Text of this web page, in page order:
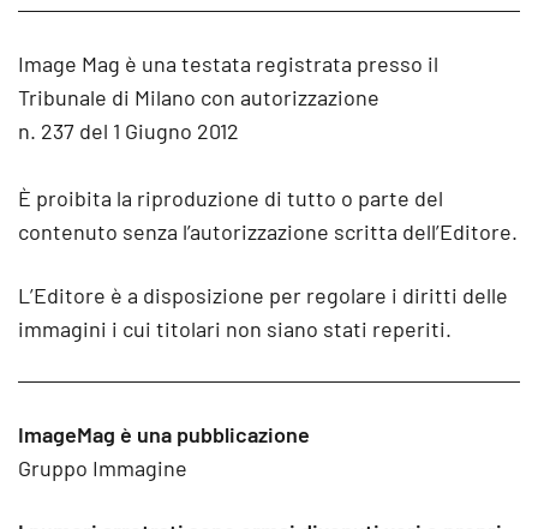
Image Mag è una testata registrata presso il
Tribunale di Milano con autorizzazione
n. 237 del 1 Giugno 2012
È proibita la riproduzione di tutto o parte del
contenuto senza l’autorizzazione scritta dell’Editore.
L’Editore è a disposizione per regolare i diritti delle
immagini i cui titolari non siano stati reperiti.
ImageMag è una pubblicazione
Gruppo Immagine